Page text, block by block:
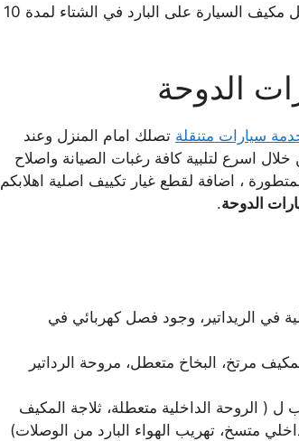
حتى لايحدث تحلل لغاز التبريد يجب تشغيل مكيف السيارة على البارد في الشتاء لمدة 10
الدوحة
سيارات متنقلة تصلك امام المنزل وعند
اسرع لتلبية كافة رغبات الصيانة واصلاح
، اضافة لقطع غيار تكييف اصلية اهلابكم
الدوحة.
في الريداتير، وجود فصل كهربائي في
مرتخ، البخاخ متعطل، مروحة الرداتير
ل ( الروحة الداخلية متعطلة، ثلاجة المكيف
متسخ، تهريب الهواء البارد من الوصلات)